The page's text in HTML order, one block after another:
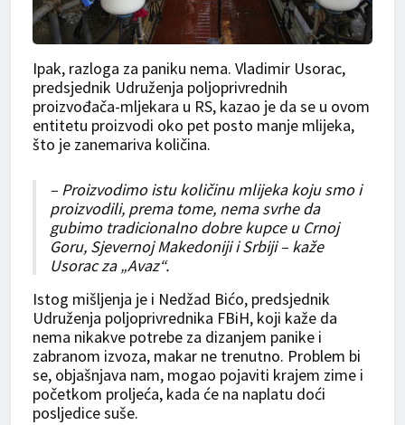
Ipak, razloga za paniku nema. Vladimir Usorac,
predsjednik Udruženja poljoprivrednih
proizvođača-mljekara u RS, kazao je da se u ovom
entitetu proizvodi oko pet posto manje mlijeka,
što je zanemariva količina.
– Proizvodimo istu količinu mlijeka koju smo i
proizvodili, prema tome, nema svrhe da
gubimo tradicionalno dobre kupce u Crnoj
Goru, Sjevernoj Makedoniji i Srbiji – kaže
Usorac za „Avaz“.
Istog mišljenja je i Nedžad Bićo, predsjednik
Udruženja poljoprivrednika FBiH, koji kaže da
nema nikakve potrebe za dizanjem panike i
zabranom izvoza, makar ne trenutno. Problem bi
se, objašnjava nam, mogao pojaviti krajem zime i
početkom proljeća, kada će na naplatu doći
posljedice suše.